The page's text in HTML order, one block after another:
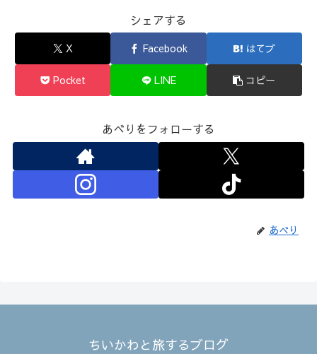
シェアする
X Facebook はてブ
Pocket LINE コピー
あべりをフォローする
あべり
ちいかわと旅するブログ